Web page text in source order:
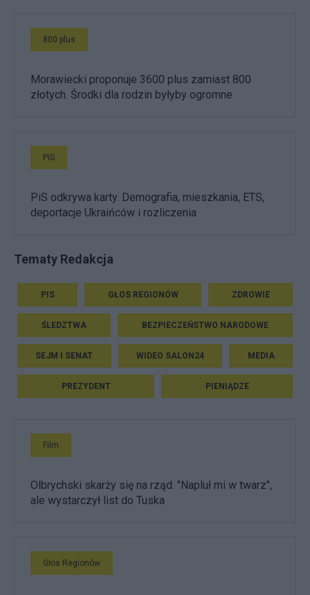
800 plus
Morawiecki proponuje 3600 plus zamiast 800
złotych. Środki dla rodzin byłyby ogromne
PiS
PiS odkrywa karty. Demografia, mieszkania, ETS,
deportacje Ukraińców i rozliczenia
Tematy Redakcja
PIS GŁOS REGIONÓW ZDROWIE
ŚLEDZTWA BEZPIECZEŃSTWO NARODOWE
SEJM I SENAT WIDEO SALON24 MEDIA
PREZYDENT PIENIĄDZE
Film
Olbrychski skarży się na rząd. "Napluł mi w twarz",
ale wystarczył list do Tuska
Głos Regionów